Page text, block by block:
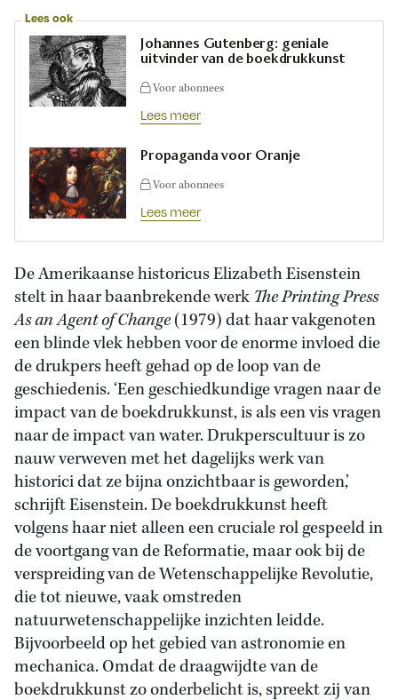
Lees ook
Johannes Gutenberg: geniale
uitvinder van de boekdrukkunst
Voor abonnees
Lees meer
Propaganda voor Oranje
Voor abonnees
Lees meer
De Amerikaanse historicus Elizabeth Eisenstein
stelt in haar baanbrekende werkThe Printing Press
As an Agent of Change(1979) dat haar vakgenoten
een blinde vlek hebben voor de enorme invloed die
de drukpers heeft gehad op de loop van de
geschiedenis. ‘Een geschiedkundige vragen naar de
impact van de boekdrukkunst, is als een vis vragen
naar de impact van water. Drukperscultuur is zo
nauw verweven met het dagelijks werk van
historici dat ze bijna onzichtbaar is geworden,’
schrijft Eisenstein. De boekdrukkunst heeft
volgens haar niet alleen een cruciale rol gespeeld in
de voortgang van de Reformatie, maar ook bij de
verspreiding van de Wetenschappelijke Revolutie,
die tot nieuwe, vaak omstreden
natuurwetenschappelijke inzichten leidde.
Bijvoorbeeld op het gebied van astronomie en
mechanica. Omdat de draagwijdte van de
boekdrukkunst zo onderbelicht is, spreekt zij van